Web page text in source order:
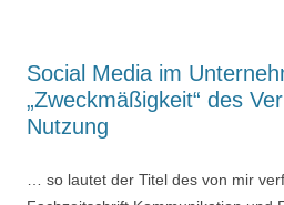
Social Media im
„Zweckmäßigkeit“ des
Nutzung
… so lautet der Titel des von mir